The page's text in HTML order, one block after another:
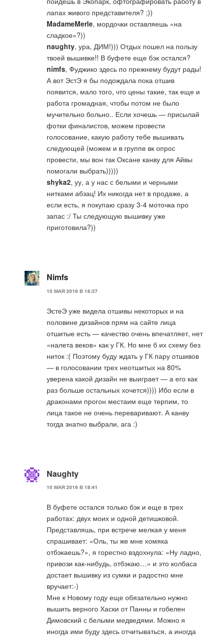
лапах живого представителя? ;))
MadameMerle, мордочки оставляешь «на
сладкое»?))
naughty, ура, ДИМ!))) Отдых пошел на пользу
твоей вышивке!! В буфете еще бэк остался?
nimfs, Фуджико здесь по прежнему будут рады!
А вот ЭстЭ я бы подождала пока отшив
появится, мало того, что цены такие, так еще и
работа громадная, чтобы потом не было
мучительно больно.. Если хочешь — присылай
фотки финалистов, можем провести
голосование, какую работу тебе вышивать
следующей (можем и в группе вк опрос
провести, мы вон так Оксане канву для Айвы
помогали выбрать)))))
shyka2, уу, а у нас с белыми и черными
нитками абзац! Их никогда нет в продаже, а
если есть, я покупаю сразу 3-4 моточка про
запас :/ Ты следующую вышивку уже
приготовила?))
Nimfs
10 МАЯ 2016 В 18:37
ЭстеЭ уже видела отшивы некоторых и на
половине дизайнов прям на сайте лица
отшитые есть — качество очень впечатляет, нет
«налета веков» как у ГК. Но мне б их схему без
ниток :( Поэтому буду ждать у ГК пару отшивов
— в голосовании трех неотшитых на 80%
уверена какой дизайн не выиграет — а его как
раз больше остальных хочется)))) Ибо если в
драконами прогон местаим еще терпим, то
лица такое не очень переваривают. А канву
тогда знатно выбрали, ага :)
Naughty
10 МАЯ 2016 В 18:41
В буфете остался только бэк и еще в трех
работах: двух моих и одной детишковой.
Представляшь, при встрече мелкая у меня
спрашивает: «Оль, ты же мне хомяка
отбэкаешь?», я горестно вздохнула: «Ну ладно,
привози как-нибудь, отбэкаю…» и это колбаса
достает вышивку из сумки и радостно мне
вручает:-)
Мне к Новому году еще обязательно нужно
вышить верного Хаски от Панны и гобелен
Димовский с белыми медведями. Можно я
иногда ими буду здесь отчитываться, а иногда